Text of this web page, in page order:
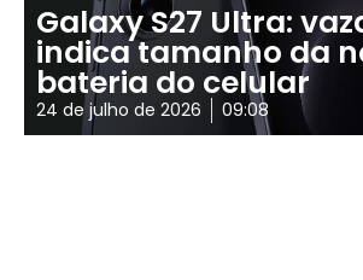
Galaxy S27 Ultra:
indica tamanho da
bateria do celular
24 de julho de 2026 09:08